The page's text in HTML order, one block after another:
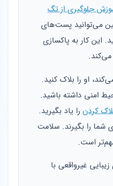
جلوگیری از تگ
می‌توانید پست‌های
این کار به پاکسازی
او را بلاک کنید.
امنی داشته باشید.
کردن را یاد بگیرید.
شما را بگیرند. سلامت
است.
غیرواقعی با